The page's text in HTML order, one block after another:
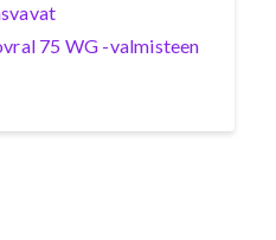
75 WG -valmisteen